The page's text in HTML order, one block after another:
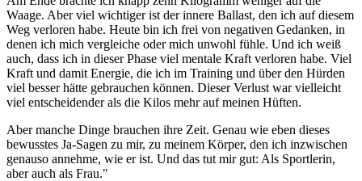
Waage. Aber viel wichtiger ist der innere Ballast, den ich auf diesem
Weg verloren habe. Heute bin ich frei von negativen Gedanken, in
denen ich mich vergleiche oder mich unwohl fühle. Und ich weiß
auch, dass ich in dieser Phase viel mentale Kraft verloren habe. Viel
Kraft und damit Energie, die ich im Training und über den Hürden
viel besser hätte gebrauchen können. Dieser Verlust war vielleicht
viel entscheidender als die Kilos mehr auf meinen Hüften.
Aber manche Dinge brauchen ihre Zeit. Genau wie eben dieses
bewusstes Ja-Sagen zu mir, zu meinem Körper, den ich inzwischen
genauso annehme, wie er ist. Und das tut mir gut: Als Sportlerin,
aber auch als Frau."